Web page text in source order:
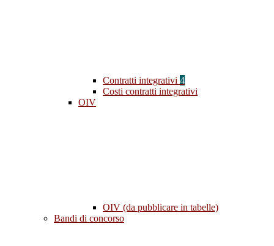
Contratti integrativi 4
Costi contratti integrativi
OIV
OIV (da pubblicare in tabelle)
Bandi di concorso